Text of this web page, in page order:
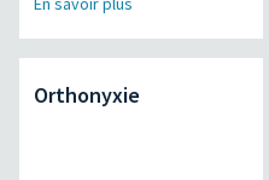
Orthonyxie